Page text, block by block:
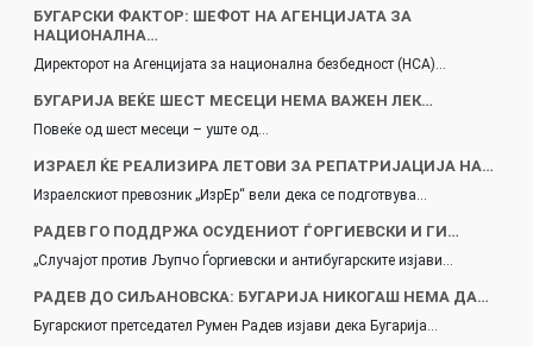
БУГАРСКИ ФАКТОР: ШЕФОТ НА АГЕНЦИЈАТА ЗА
НАЦИОНАЛНА…
Директорот на Агенцијата за национална безбедност (НСА)…
БУГАРИЈА ВЕЌЕ ШЕСТ МЕСЕЦИ НЕМА ВАЖЕН ЛЕК…
Повеќе од шест месеци – уште од…
ИЗРАЕЛ ЌЕ РЕАЛИЗИРА ЛЕТОВИ ЗА РЕПАТРИЈАЦИЈА НА…
Израелскиот превозник „ИзрЕр“ вели дека се подготвува…
РАДЕВ ГО ПОДДРЖА ОСУДЕНИОТ ЃОРГИЕВСКИ И ГИ…
„Случајот против Љупчо Ѓоргиевски и антибугарските изјави…
РАДЕВ ДО СИЉАНОВСКА: БУГАРИЈА НИКОГАШ НЕМА ДА…
Бугарскиот претседател Румен Радев изјави дека Бугарија…